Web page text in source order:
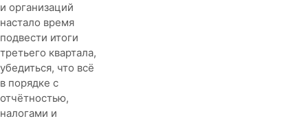
и организаций
настало время
подвести итоги
третьего квартала,
убедиться, что всё
в порядке с
отчётностью,
налогами и